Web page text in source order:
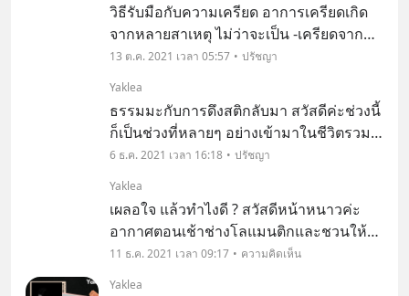
วิธีรับมือกับความเครียด อาการเครียดเกิด
จากหลายสาเหตุ ไม่ว่าจะเป็น -เครียดจาก
งาน ความกดดันจากหัวหน้า ลูกค้า การ
ทำงานเป็นทีม -ปัญหาครอบครัว ลูกเต้า หรือ
ทะเลาะกับแฟน -เป็นหนี้บัตรเครดิต -ค่าใช่
จ่ายไม่พอแ
13 ต.ค. 2021 เวลา 05:57
ปรัชญา
Yaklea
ธรรมมะกับการดึงสติกลับมา สวัสดีค่ะช่วงนี้
ก็เป็นช่วงที่หลายๆ อย่างเข้ามาในชีวิตรวม
ทั้งเทศกาลวันสำคัญต่างๆ แถวยังใกล้สิ้นปี
แล้วจะปีใหม่อีกแล้วเหรอ? ปีที่ผ่านมา 2021
ช่างไวเหมือนไม่มีอะ ไรเกิดขึ้นเลย ม
6 ธ.ค. 2021 เวลา 16:18
ปรัชญา
Yaklea
เผลอใจ แล้วทำไงดี ? สวัสดีหน้าหนาวค่ะ
อากาศตอนเช้าช่างโลแมนติกและชวนให้
แอบเหงานิดนึงสำหรับใครที่ไม่มีคู่ หรือคู่อยู่
ห่างไกลกัน
11 ธ.ค. 2021 เวลา 09:17
ความคิดเห็น
Yaklea